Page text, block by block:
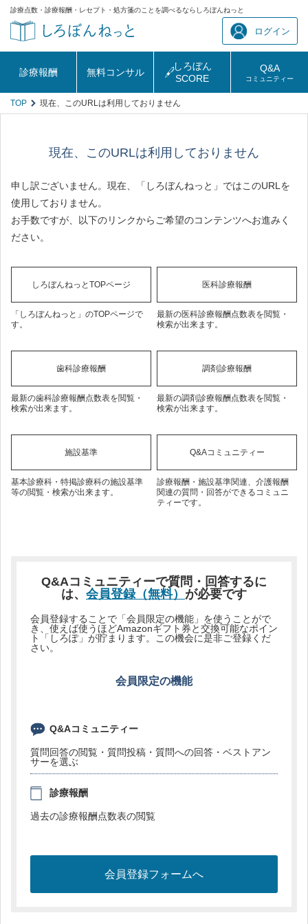
診療点数・診療報酬・レセプト・処方箋のことを調べるならしろぼんねっと
ログイン
診療報酬 無料コンサル
しろぼん
SCORE
Q&A
コミュニティー
TOP 現在、このURLは利用しておりません
現在、このURLは利用しておりません
申し訳ございません。現在、「しろぼんねっと」ではこのURLを
使用しておりません。
お手数ですが、以下のリンクからご希望のコンテンツへお進みく
ださい。
しろぼんねっとTOPページ
「しろぼんねっと」のTOPページで
す。
医科診療報酬
最新の医科診療報酬点数表を閲覧・
検索が出来ます。
歯科診療報酬
最新の歯科診療報酬点数表を閲覧・
検索が出来ます。
調剤診療報酬
最新の調剤診療報酬点数表を閲覧・
検索が出来ます。
施設基準
基本診療科・特掲診療科の施設基準
等の閲覧・検索が出来ます。
Q&Aコミュニティー
診療報酬・施設基準関連、介護報酬
関連の質問・回答ができるコミュニ
ティーです。
Q&Aコミュニティーで質問・回答するに
は、 会員登録（無料） が必要です
会員登録することで「会員限定の機能」を使うことがで
き、使えば使うほどAmazonギフト券と交換可能なポイン
ト「しろぽ」が貯まります。この機会に是非ご登録くだ
さい。
会員限定の機能
Q&Aコミュニティー
質問回答の閲覧・質問投稿・質問への回答・ベストアン
サーを選ぶ
診療報酬
過去の診療報酬点数表の閲覧
会員登録フォームへ